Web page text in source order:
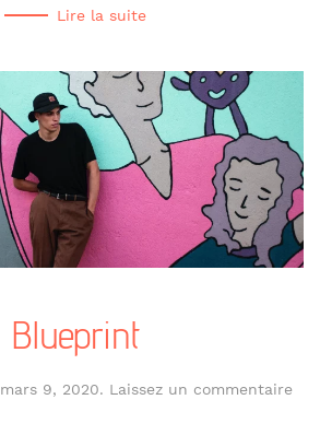
Lire la suite
Blueprint
mars 9, 2020. Laissez un commentaire